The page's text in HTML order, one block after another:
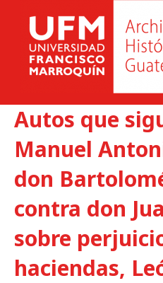
Autos que
Manuel
don
contra don
sobre
haciendas,